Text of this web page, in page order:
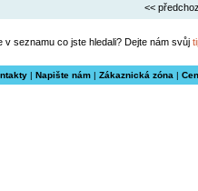
<<
v seznamu co jste hledali? Dejte nám svůj
| Napište nám| Zákaznická zóna |